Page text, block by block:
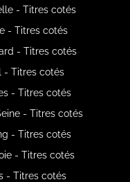
- Titres cotés
- Titres cotés
- Titres cotés
- Titres cotés
- Titres cotés
- Titres cotés
- Titres cotés
- Titres cotés
- Titres cotés